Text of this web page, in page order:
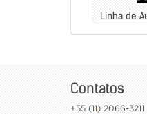
Linha de
Contatos
+55 (11) 2066-3211